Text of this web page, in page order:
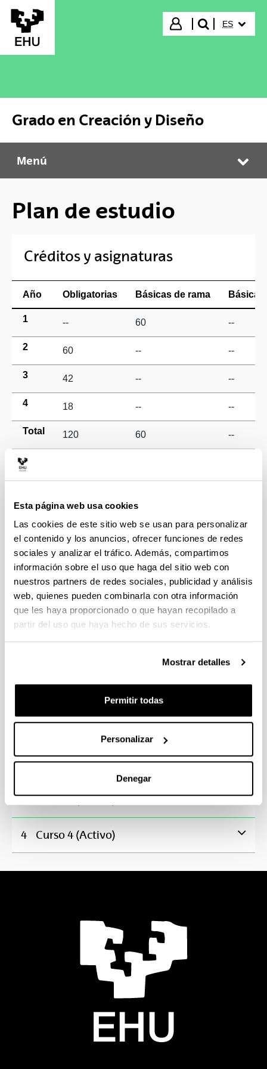
Esta página web usa cookies
Las cookies de este sitio web se usan para personalizar
el contenido y los anuncios, ofrecer funciones de redes
sociales y analizar el tráfico. Además, compartimos
información sobre el uso que haga del sitio web con
nuestros partners de redes sociales, publicidad y análisis
web, quienes pueden combinarla con otra información
que les haya proporcionado o que hayan recopilado a
partir del uso que haya hecho de sus servicios.
Mostrar detalles
Permitir todas
Personalizar
Denegar
Saltar al contenido principal
Iniciar sesión
buscar"
ES
Grado en Creación y Diseño
Grado en Creación y Diseño
Menú
Plan de estudio
Créditos y asignaturas
Año Obligatorias Básicas de rama
1 -- 60 --
2 60 -- --
3 42 -- --
4 18 -- --
Total 120 60 --
1 Curso 1 (Activo)
Anual
Arte y Tecnología I
Escultura I
Introducción a la Historia del Arte del Siglo XX
Laboratorio de Materiales
Pintura I
2 Curso 2 (Activo)
3 Curso 3 (Activo)
4 Curso 4 (Activo)